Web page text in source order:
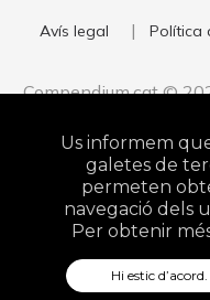
Avís legal | Política
Compendium.cat ©
Us informem
galetes de
permeten
navegació dels
Per obtenir
Hi estic d’acord.